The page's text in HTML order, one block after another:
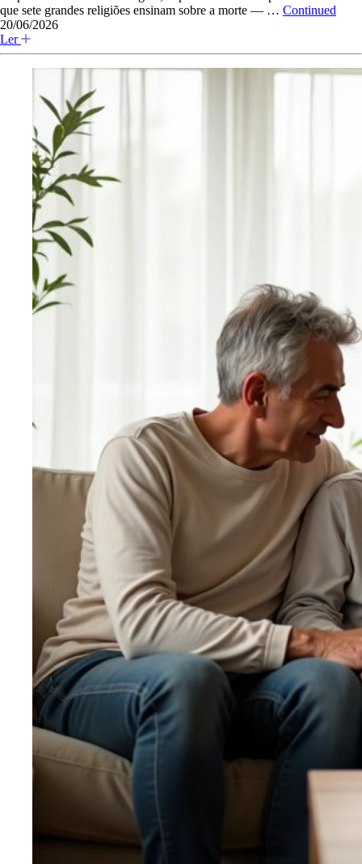
que sete grandes religiões ensinam sobre a morte — … Continued
20/06/2026
Ler